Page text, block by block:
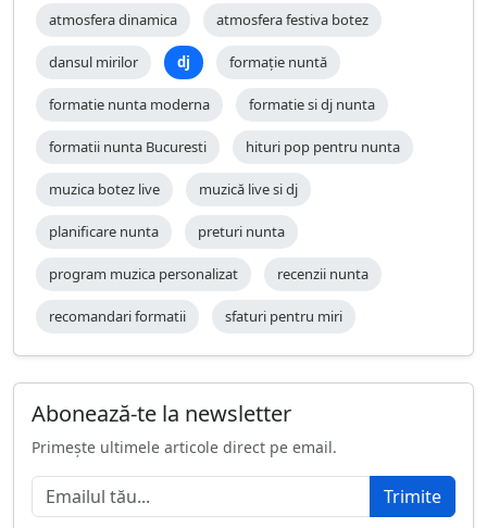
atmosfera dinamica atmosfera festiva botez
dansul mirilor dj formație nuntă
formatie nunta moderna formatie si dj nunta
formatii nunta Bucuresti hituri pop pentru nunta
muzica botez live muzică live si dj
planificare nunta preturi nunta
program muzica personalizat recenzii nunta
recomandari formatii sfaturi pentru miri
Abonează-te la newsletter
Primește ultimele articole direct pe email.
Trimite